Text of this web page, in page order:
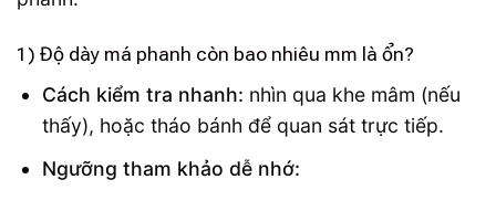
1) Độ dày má phanh còn bao nhiêu mm là ổn?
Cách kiểm tra nhanh: nhìn qua khe mâm (nếu
thấy), hoặc tháo bánh để quan sát trực tiếp.
Ngưỡng tham khảo dễ nhớ: